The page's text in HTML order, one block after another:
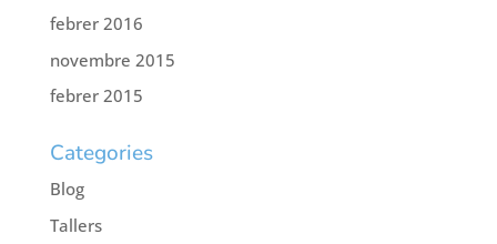
febrer 2016
novembre 2015
febrer 2015
Categories
Blog
Tallers